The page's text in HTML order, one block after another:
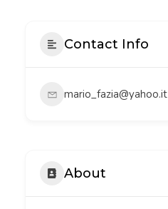
Contact Info
mario_fazia@yahoo.it
About